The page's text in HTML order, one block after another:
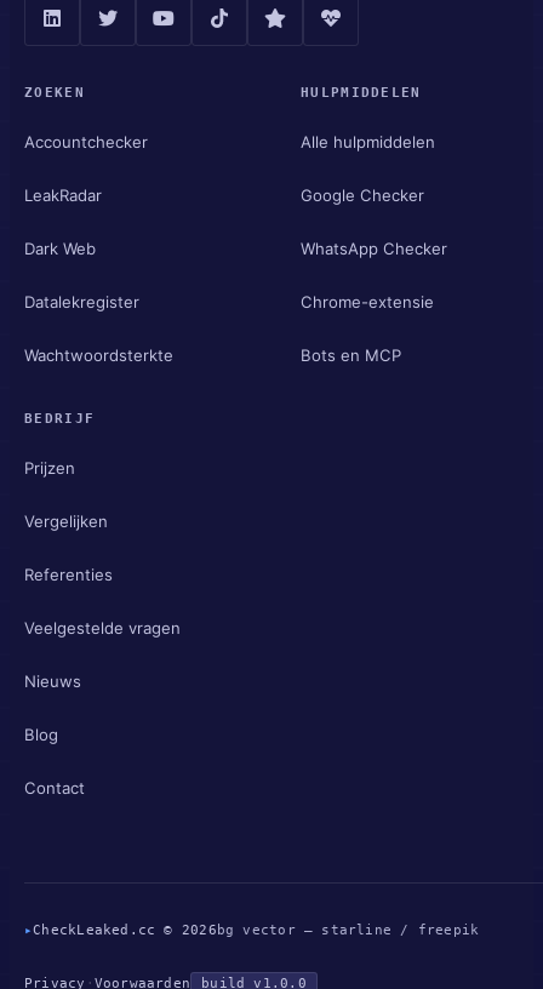
ZOEKEN
Accountchecker
LeakRadar
Dark Web
Datalekregister
Wachtwoordsterkte
HULPMIDDELEN
Alle hulpmiddelen
Google Checker
WhatsApp Checker
Chrome-extensie
Bots en MCP
BEDRIJF
Prijzen
Vergelijken
Referenties
Veelgestelde vragen
Nieuws
Blog
Contact
▸CheckLeaked.cc © 2026 bg vector — starline / freepik
Privacy · Voorwaarden build v1.0.0